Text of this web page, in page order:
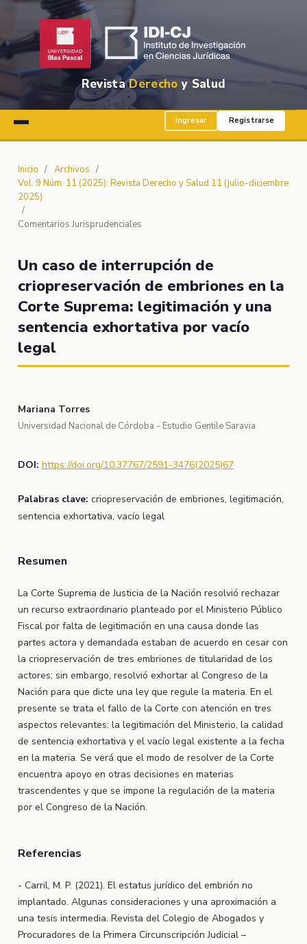
RevistaDerecho y Salud
Ingresar Registrarse
Inicio / Archivos /
Vol. 9 Núm. 11 (2025): Revista Derecho y Salud 11 (julio-diciembre
2025)
/
Comentarios Jurisprudenciales
Un caso de interrupción de
criopreservación de embriones en la
Corte Suprema: legitimación y una
sentencia exhortativa por vacío
legal
Mariana Torres
Universidad Nacional de Córdoba - Estudio Gentile Saravia
DOI: https://doi.org/10.37767/2591-3476(2025)67
Palabras clave: criopreservación de embriones, legitimación,
sentencia exhortativa, vacío legal
Resumen
La Corte Suprema de Justicia de la Nación resolvió rechazar
un recurso extraordinario planteado por el Ministerio Público
Fiscal por falta de legitimación en una causa donde las
partes actora y demandada estaban de acuerdo en cesar con
la criopreservación de tres embriones de titularidad de los
actores; sin embargo, resolvió exhortar al Congreso de la
Nación para que dicte una ley que regule la materia. En el
presente se trata el fallo de la Corte con atención en tres
aspectos relevantes: la legitimación del Ministerio, la calidad
de sentencia exhortativa y el vacío legal existente a la fecha
en la materia. Se verá que el modo de resolver de la Corte
encuentra apoyo en otras decisiones en materias
trascendentes y que se impone la regulación de la materia
por el Congreso de la Nación.
Referencias
- Carril, M. P. (2021). El estatus jurídico del embrión no
implantado. Algunas consideraciones y una aproximación a
una tesis intermedia. Revista del Colegio de Abogados y
Procuradores de la Primera Circunscripción Judicial –